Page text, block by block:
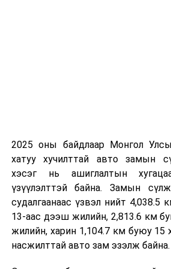
2025 оны байдлаар Монгол
хатуу хучилттай авто замын
хэсэг нь ашиглалтын
үзүүлэлттэй байна. Замын
судалгаанаас үзвэл нийт 4,038.5
13-аас дээш жилийн, 2,813.6 км
жилийн, харин 1,104.7 км буюу 15
насжилттай авто зам эзэлж байна.